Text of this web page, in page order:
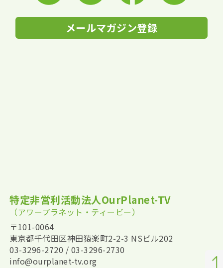
メールマガジン登録
特定非営利活動法人OurPlanet-TV
（アワープラネット・ティービー）
〒101-0064
東京都千代田区神田猿楽町2-2-3 NSビル202
03-3296-2720 / 03-3296-2730
info@ourplanet-tv.org